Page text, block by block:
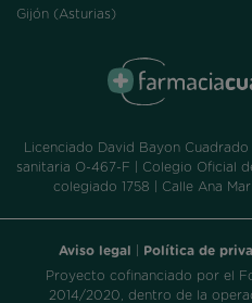
Gijón (Asturias)
Licenciado David Bayon
sanitaria O-467-F | Colegio Oficial
colegiado 1758 | Calle Ana
Aviso legal Política de
Proyecto cofinanciado por el
2014/2020, dentro de la